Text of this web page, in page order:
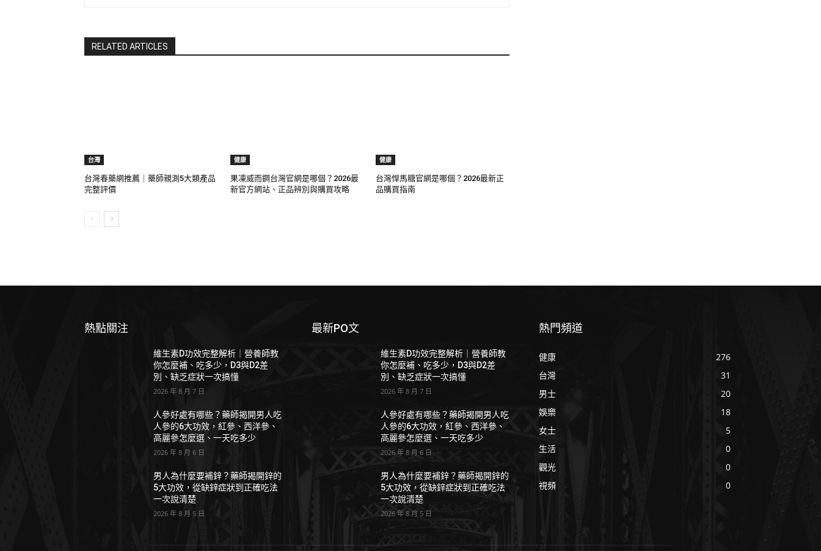
RELATED ARTICLES
台灣
台灣春藥網推薦｜藥師親測5大類產品
完整評價
健康
果凍威而鋼台灣官網是哪個？2026最
新官方網站、正品辨別與購買攻略
健康
台灣悍馬糖官網是哪個？2026最新正
品購買指南
熱點關注
維生素D功效完整解析｜營養師教
你怎麼補、吃多少，D3與D2差
別、缺乏症狀一次搞懂
2026 年 8 月 7 日
人參好處有哪些？藥師揭開男人吃
人參的6大功效，紅參、西洋參、
高麗參怎麼選、一天吃多少
2026 年 8 月 6 日
男人為什麼要補鋅？藥師揭開鋅的
5大功效，從缺鋅症狀到正確吃法
一次說清楚
2026 年 8 月 5 日
最新PO文
維生素D功效完整解析｜營養師教
你怎麼補、吃多少，D3與D2差
別、缺乏症狀一次搞懂
2026 年 8 月 7 日
人參好處有哪些？藥師揭開男人吃
人參的6大功效，紅參、西洋參、
高麗參怎麼選、一天吃多少
2026 年 8 月 6 日
男人為什麼要補鋅？藥師揭開鋅的
5大功效，從缺鋅症狀到正確吃法
一次說清楚
2026 年 8 月 5 日
熱門頻道
健康
276
台灣
31
男士
20
娛樂
18
女士
5
生活
0
觀光
0
視頻
0